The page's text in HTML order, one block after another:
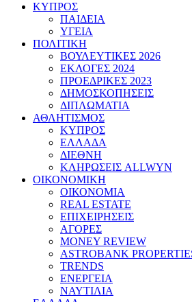
ΚΥΠΡΟΣ
ΠΑΙΔΕΙΑ
ΥΓΕΙΑ
ΠΟΛΙΤΙΚΗ
ΒΟΥΛΕΥΤΙΚΕΣ 2026
ΕΚΛΟΓΕΣ 2024
ΠΡΟΕΔΡΙΚΕΣ 2023
ΔΗΜΟΣΚΟΠΗΣΕΙΣ
ΔΙΠΛΩΜΑΤΙΑ
ΑΘΛΗΤΙΣΜΟΣ
ΚΥΠΡΟΣ
ΕΛΛΑΔΑ
ΔΙΕΘΝΗ
ΚΛΗΡΩΣΕΙΣ ALLWYN
ΟΙΚΟΝΟΜΙΚΗ
ΟΙΚΟΝΟΜΙΑ
REAL ESTATE
ΕΠΙΧΕΙΡΗΣΕΙΣ
ΑΓΟΡΕΣ
MONEY REVIEW
ASTROBANK
TRENDS
ΕΝΕΡΓΕΙΑ
ΝΑΥΤΙΛΙΑ